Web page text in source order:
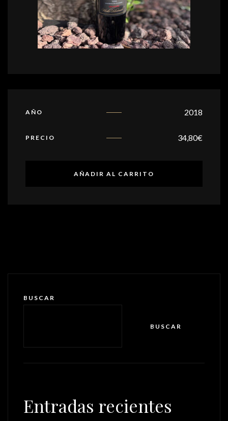
AÑO 2018
PRECIO 34,80€
AÑADIR AL CARRITO
BUSCAR
BUSCAR
Entradas recientes